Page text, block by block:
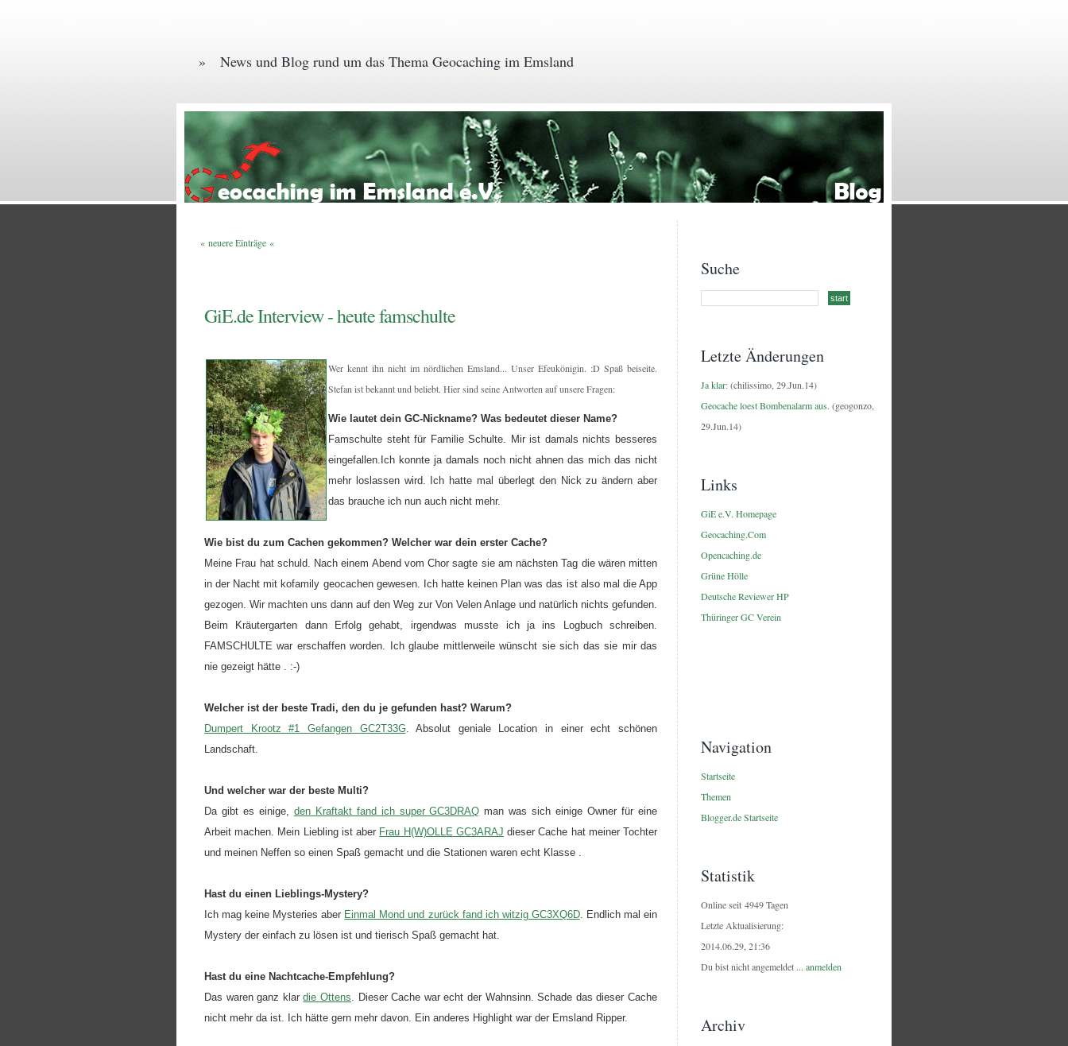
» News und Blog rund um das Thema Geocaching im Emsland
« neuere Einträge «
GiE.de Interview - heute famschulte
Wer kennt ihn nicht im nördlichen Emsland... Unser Efeukönigin. :D Spaß beiseite.
Stefan ist bekannt und beliebt. Hier sind seine Antworten auf unsere Fragen:
Wie lautet dein GC-Nickname? Was bedeutet dieser Name?
Famschulte steht für Familie Schulte. Mir ist damals nichts besseres
eingefallen.Ich konnte ja damals noch nicht ahnen das mich das nicht
mehr loslassen wird. Ich hatte mal überlegt den Nick zu ändern aber
das brauche ich nun auch nicht mehr.
Wie bist du zum Cachen gekommen? Welcher war dein erster Cache?
Meine Frau hat schuld. Nach einem Abend vom Chor sagte sie am nächsten Tag die wären mitten
in der Nacht mit kofamily geocachen gewesen. Ich hatte keinen Plan was das ist also mal die App
gezogen. Wir machten uns dann auf den Weg zur Von Velen Anlage und natürlich nichts gefunden.
Beim Kräutergarten dann Erfolg gehabt, irgendwas musste ich ja ins Logbuch schreiben.
FAMSCHULTE war erschaffen worden. Ich glaube mittlerweile wünscht sie sich das sie mir das
nie gezeigt hätte . :-)
Welcher ist der beste Tradi, den du je gefunden hast? Warum?
Dumpert Krootz #1 Gefangen GC2T33G. Absolut geniale Location in einer echt schönen
Landschaft.
Und welcher war der beste Multi?
Da gibt es einige, den Kraftakt fand ich super GC3DRAQ man was sich einige Owner für eine
Arbeit machen. Mein Liebling ist aber Frau H(W)OLLE GC3ARAJ dieser Cache hat meiner Tochter
und meinen Neffen so einen Spaß gemacht und die Stationen waren echt Klasse .
Hast du einen Lieblings-Mystery?
Ich mag keine Mysteries aber Einmal Mond und zurück fand ich witzig GC3XQ6D. Endlich mal ein
Mystery der einfach zu lösen ist und tierisch Spaß gemacht hat.
Hast du eine Nachtcache-Empfehlung?
Das waren ganz klardie Ottens. Dieser Cache war echt der Wahnsinn. Schade das dieser Cache
nicht mehr da ist. Ich hätte gern mehr davon. Ein anderes Highlight war der Emsland Ripper.
Suche
Letzte Änderungen
Ja klar:(chilissimo, 29.Jun.14)
Geocache loest Bombenalarm aus. (geogonzo,
29.Jun.14)
Links
GiE e.V. Homepage
Geocaching.Com
Opencaching.de
Grüne Hölle
Deutsche Reviewer HP
Thüringer GC Verein
Navigation
Startseite
Themen
Blogger.de Startseite
Statistik
Online seit 4949 Tagen
Letzte Aktualisierung:
2014.06.29, 21:36
Du bist nicht angemeldet ... anmelden
Archiv